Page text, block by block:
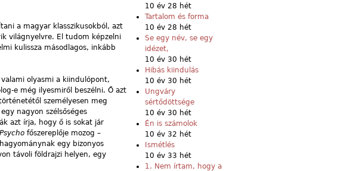
a magyar klasszikusokból, azt
világnyelvre. El tudom képzelni
kulissza másodlagos, inkább
olyasmi a kiindulópont,
e még ilyesmiről beszélni. Ő azt
személyesen meg
nagyon szélsőséges
azt írja, hogy ő is sokat jár
főszereplője mozog –
egy bizonyos
távoli földrajzi helyen, egy
10 év 28 hét
Tartalom és forma
10 év 28 hét
Se egy név, se egy
idézet,
10 év 30 hét
Hibás kiindulás
10 év 30 hét
Ungváry
sértődöttsége
10 év 30 hét
Én is számolok
10 év 32 hét
Ismétlés
10 év 33 hét
1. Nem írtam, hogy a